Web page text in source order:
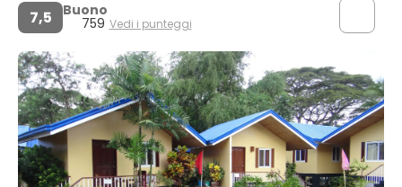
7,5 Buono
759 Vedi i punteggi